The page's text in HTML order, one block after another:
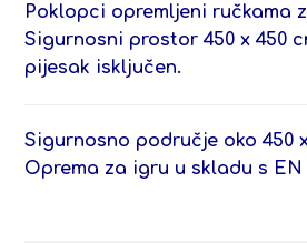
Poklopci opremljeni ručkama
Sigurnosni prostor 450 x 450
pijesak isključen.
Sigurnosno područje oko 450
Oprema za igru ​​u skladu s EN